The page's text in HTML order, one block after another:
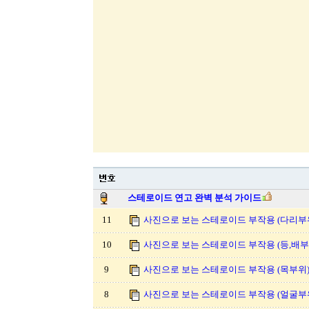
스테로이드 연고 완벽 분석 가이드
11 사진으로 보는 스테로이드 부작용 (다리부
10 사진으로 보는 스테로이드 부작용 (등,배
9 사진으로 보는 스테로이드 부작용 (목부위)
8 사진으로 보는 스테로이드 부작용 (얼굴부